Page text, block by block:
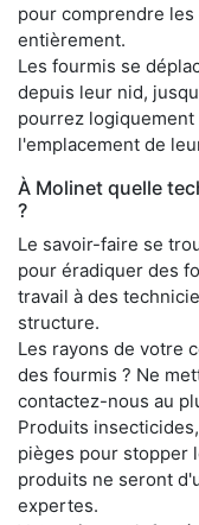
pour comprendre
entièrement.
Les fourmis se
depuis leur nid,
pourrez
l'emplacement de
À Molinet quelle
?
Le savoir-faire se
pour éradiquer des
travail à des
structure.
Les rayons de votre
des fourmis ? Ne
contactez-nous au
Produits
pièges pour stopper
produits ne seront
expertes.